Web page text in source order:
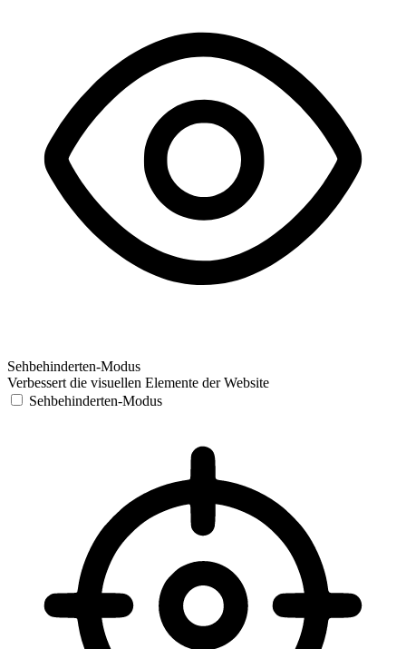
Sehbehinderten-Modus
Verbessert die visuellen Elemente der Website
Sehbehinderten-Modus